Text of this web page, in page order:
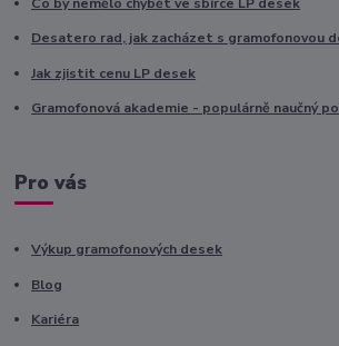
Desatero rad, jak zacházet s gramofonovou
Jak zjistit cenu LP desek
Gramofonová akademie - populárně naučný
Pro vás
Výkup gramofonových desek
Blog
Kariéra